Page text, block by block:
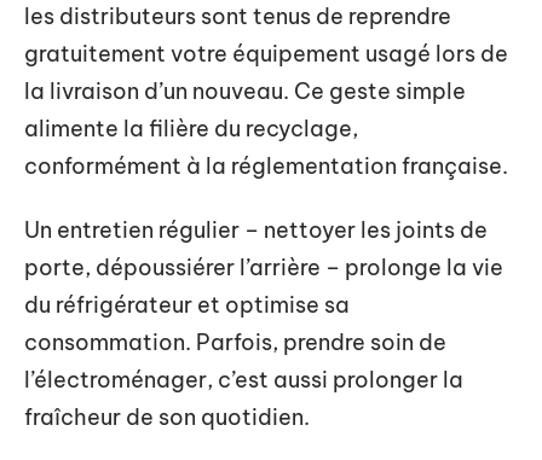
les distributeurs sont tenus de reprendre
gratuitement votre équipement usagé lors de
la livraison d’un nouveau. Ce geste simple
alimente la filière du recyclage,
conformément à la réglementation française.
Un entretien régulier – nettoyer les joints de
porte, dépoussiérer l’arrière – prolonge la vie
du réfrigérateur et optimise sa
consommation. Parfois, prendre soin de
l’électroménager, c’est aussi prolonger la
fraîcheur de son quotidien.